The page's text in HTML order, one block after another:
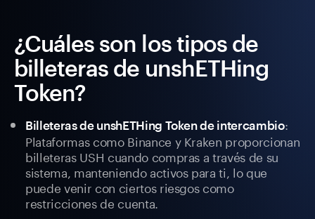
¿Cuáles son los tipos de
billeteras de unshETHing
Token?
Billeteras de unshETHing Token de intercambio:
Plataformas como Binance y Kraken proporcionan
billeteras USH cuando compras a través de su
sistema, manteniendo activos para ti, lo que
puede venir con ciertos riesgos como
restricciones de cuenta.